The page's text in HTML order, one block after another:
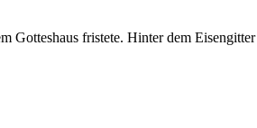
fristete. Hinter dem